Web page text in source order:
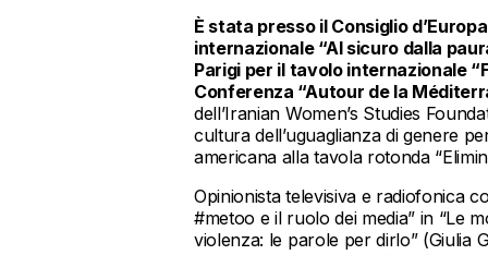
È stata presso il Consiglio
internazionale “Al sicuro dalla
Parigi per il tavolo internazionale
Conferenza “Autour de la
dell’Iranian Women’s Studies
cultura dell’uguaglianza di genere
americana alla tavola rotonda
Opinionista televisiva e radiofonica
#metoo e il ruolo dei media” in “Le
violenza: le parole per dirlo” (Giulia